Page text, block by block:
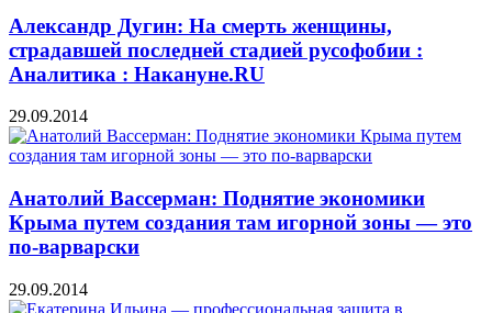
Александр Дугин: На смерть женщины,
страдавшей последней стадией русофобии :
Аналитика : Накануне.RU
29.09.2014
Анатолий Вассерман: Поднятие экономики
Крыма путем создания там игорной зоны — это
по-варварски
29.09.2014